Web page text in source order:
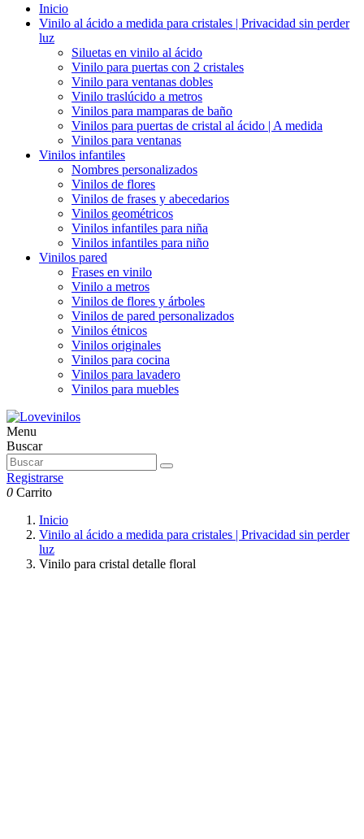
Inicio
Vinilo al ácido a medida para cristales | Privacidad sin perder
luz
Siluetas en vinilo al ácido
Vinilo para puertas con 2 cristales
Vinilo para ventanas dobles
Vinilo traslúcido a metros
Vinilos para mamparas de baño
Vinilos para puertas de cristal al ácido | A medida
Vinilos para ventanas
Vinilos infantiles
Nombres personalizados
Vinilos de flores
Vinilos de frases y abecedarios
Vinilos geométricos
Vinilos infantiles para niña
Vinilos infantiles para niño
Vinilos pared
Frases en vinilo
Vinilo a metros
Vinilos de flores y árboles
Vinilos de pared personalizados
Vinilos étnicos
Vinilos originales
Vinilos para cocina
Vinilos para lavadero
Vinilos para muebles
Menu
Buscar
Registrarse
0 Carrito
Inicio
Vinilo al ácido a medida para cristales | Privacidad sin perder
luz
Vinilo para cristal detalle floral